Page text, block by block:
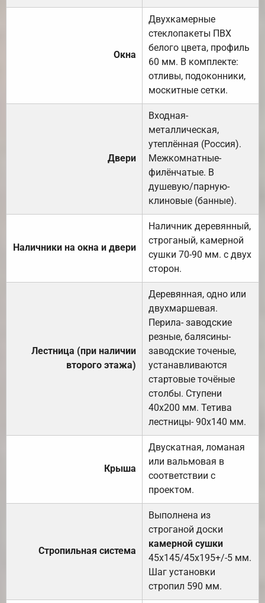
Окна
Двухкамерные
стеклопакеты ПВХ
белого цвета, профиль
60 мм. В комплекте:
отливы, подоконники,
москитные сетки.
Двери
Входная-
металлическая,
утеплённая (Россия).
Межкомнатные-
филёнчатые. В
душевую/парную-
клиновые (банные).
Наличники на окна и двери
Наличник деревянный,
строганый, камерной
сушки 70-90 мм. с двух
сторон.
Лестница (при наличии
второго этажа)
Деревянная, одно или
двухмаршевая.
Перила- заводские
резные, балясины-
заводские точеные,
устанавливаются
стартовые точёные
столбы. Ступени
40х200 мм. Тетива
лестницы- 90х140 мм.
Крыша
Двускатная, ломаная
или вальмовая в
соответствии с
проектом.
Стропильная система
Выполнена из
строганой доски
камерной сушки
45х145/45х195+/-5 мм.
Шаг установки
стропил 590 мм.